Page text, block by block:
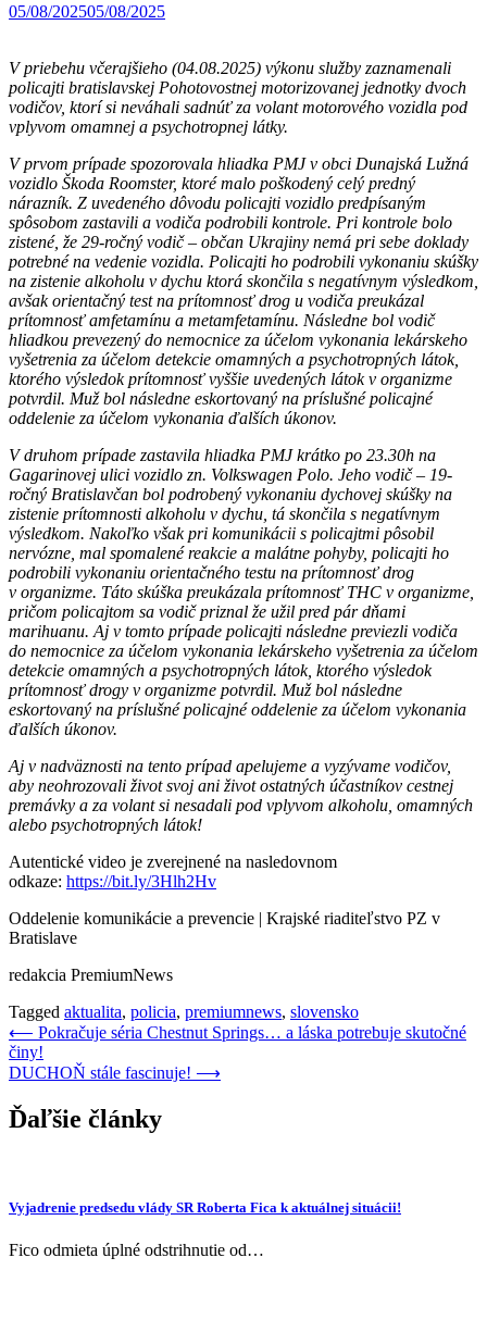
05/08/202505/08/2025
V priebehu včerajšieho (04.08.2025) výkonu služby zaznamenali
policajti bratislavskej Pohotovostnej motorizovanej jednotky dvoch
vodičov, ktorí si neváhali sadnúť za volant motorového vozidla pod
vplyvom omamnej a psychotropnej látky.
V prvom prípade spozorovala hliadka PMJ v obci Dunajská Lužná
vozidlo Škoda Roomster, ktoré malo poškodený celý predný
nárazník. Z uvedeného dôvodu policajti vozidlo predpísaným
spôsobom zastavili a vodiča podrobili kontrole. Pri kontrole bolo
zistené, že 29-ročný vodič – občan Ukrajiny nemá pri sebe doklady
potrebné na vedenie vozidla. Policajti ho podrobili vykonaniu skúšky
na zistenie alkoholu v dychu ktorá skončila s negatívnym výsledkom,
avšak orientačný test na prítomnosť drog u vodiča preukázal
prítomnosť amfetamínu a metamfetamínu. Následne bol vodič
hliadkou prevezený do nemocnice za účelom vykonania lekárskeho
vyšetrenia za účelom detekcie omamných a psychotropných látok,
ktorého výsledok prítomnosť vyššie uvedených látok v organizme
potvrdil. Muž bol následne eskortovaný na príslušné policajné
oddelenie za účelom vykonania ďalších úkonov.
V druhom prípade zastavila hliadka PMJ krátko po 23.30h na
Gagarinovej ulici vozidlo zn. Volkswagen Polo. Jeho vodič – 19-
ročný Bratislavčan bol podrobený vykonaniu dychovej skúšky na
zistenie prítomnosti alkoholu v dychu, tá skončila s negatívnym
výsledkom. Nakoľko však pri komunikácii s policajtmi pôsobil
nervózne, mal spomalené reakcie a malátne pohyby, policajti ho
podrobili vykonaniu orientačného testu na prítomnosť drog
v organizme. Táto skúška preukázala prítomnosť THC v organizme,
pričom policajtom sa vodič priznal že užil pred pár dňami
marihuanu. Aj v tomto prípade policajti následne previezli vodiča
do nemocnice za účelom vykonania lekárskeho vyšetrenia za účelom
detekcie omamných a psychotropných látok, ktorého výsledok
prítomnosť drogy v organizme potvrdil. Muž bol následne
eskortovaný na príslušné policajné oddelenie za účelom vykonania
ďalších úkonov.
Aj v nadväznosti na tento prípad apelujeme a vyzývame vodičov,
aby neohrozovali život svoj ani život ostatných účastníkov cestnej
premávky a za volant si nesadali pod vplyvom alkoholu, omamných
alebo psychotropných látok!
Autentické video je zverejnené na nasledovnom
odkaze: https://bit.ly/3Hlh2Hv
Oddelenie komunikácie a prevencie | Krajské riaditeľstvo PZ v
Bratislave
redakcia PremiumNews
Tagged aktualita, policia, premiumnews, slovensko
Navigácia
v
⟵ Pokračuje séria Chestnut Springs… a láska potrebuje skutočné
činy!
DUCHOŇ stále fascinuje! ⟶
Ďaľšie články
Vyjadrenie predsedu vlády SR Roberta Fica k aktuálnej situácii!
Fico odmieta úplné odstrihnutie od…